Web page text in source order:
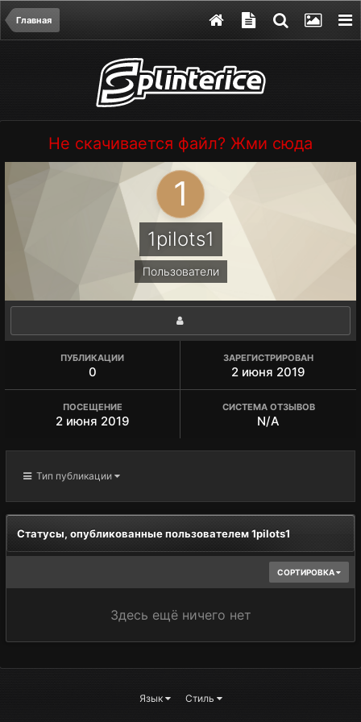
Главная
Не скачивается файл? Жми сюда
1pilots1
Пользователи
ПУБЛИКАЦИИ
0
ЗАРЕГИСТРИРОВАН
2 июня 2019
ПОСЕЩЕНИЕ
2 июня 2019
СИСТЕМА ОТЗЫВОВ
N/A
Тип публикации
Статусы, опубликованные пользователем 1pilots1
СОРТИРОВКА
Здесь ещё ничего нет
Язык Стиль